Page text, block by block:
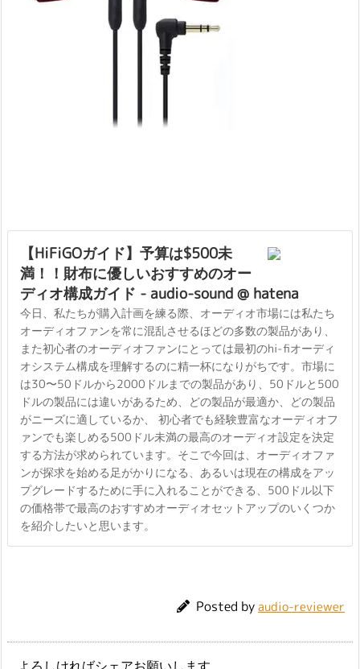
【HiFiGOガイド】予算は$500未
満！！財布に優しいおすすめのオー
ディオ構成ガイド - audio-sound @ hatena
今日、私たちが購入計画を練る際、オーディオ市場には私たち
オーディオファンを常に混乱させるほどの多数の製品があり、
また初心者のオーディオファンにとっては最初のhi-fiオーディ
オシステム構成を理解するのに精一杯になりがちです。市場に
は30〜50ドルから2000ドルまでの製品があり、50ドルと500
ドルの製品には違いがあるため、どの製品が最適か、どの製品
がニーズに適しているか、 初心者でも経験豊富なオーディオフ
ァンでも楽しめる500ドル未満の最高のオーディオ設定を決定
する方法が求められています。そこで今回は、オーディオファ
ンが探求を始める足がかりになる、あるいは現在の構成をアッ
プグレードするために手に入れることができる、500ドル以下
の価格帯で最高のおすすめオーディオセットアップのいくつか
を紹介したいと思います。
Posted byaudio-reviewer